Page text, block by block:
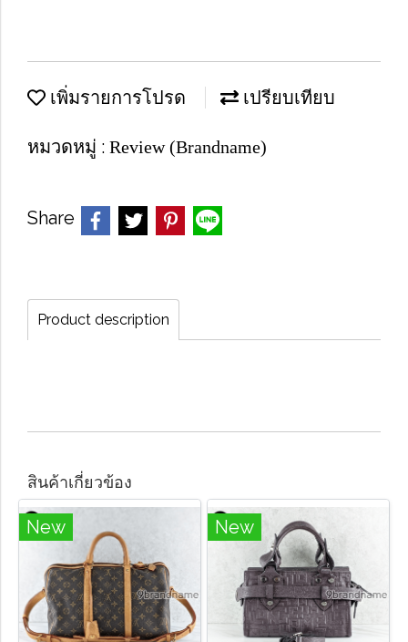
เพิ่มรายการโปรด เปรียบเทียบ
หมวดหมู่ : Review (Brandname)
Share
Product description
สินค้าเกี่ยวข้อง
New New